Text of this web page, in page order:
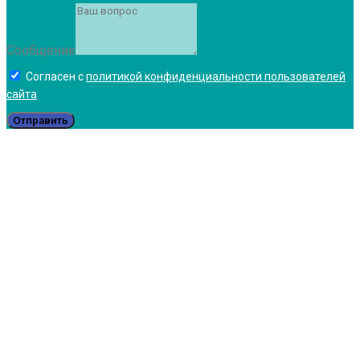
Сообщение
Согласен сполитикой конфиденциальности пользователей
сайта
Отправить